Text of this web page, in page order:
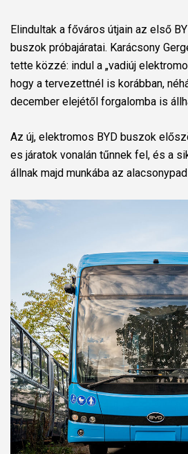
Elindultak a főváros útjain az első
buszok próbajáratai. Karácsony
tette közzé: indul a „vadiúj
hogy a tervezettnél is korábban,
december elejétől forgalomba is
Az új, elektromos BYD buszok
es járatok vonalán tűnnek fel, és a
állnak majd munkába az